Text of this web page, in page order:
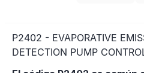
P2402 - EVAPORATIVE
DETECTION PUMP